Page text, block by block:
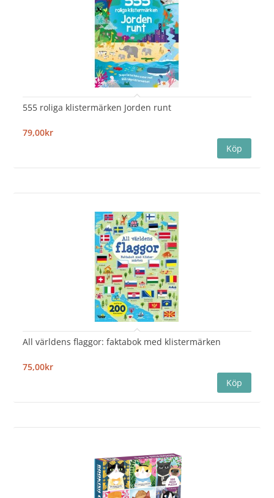
555 roliga klistermärken Jorden runt
79,00kr
All världens flaggor: faktabok med klistermärken
75,00kr